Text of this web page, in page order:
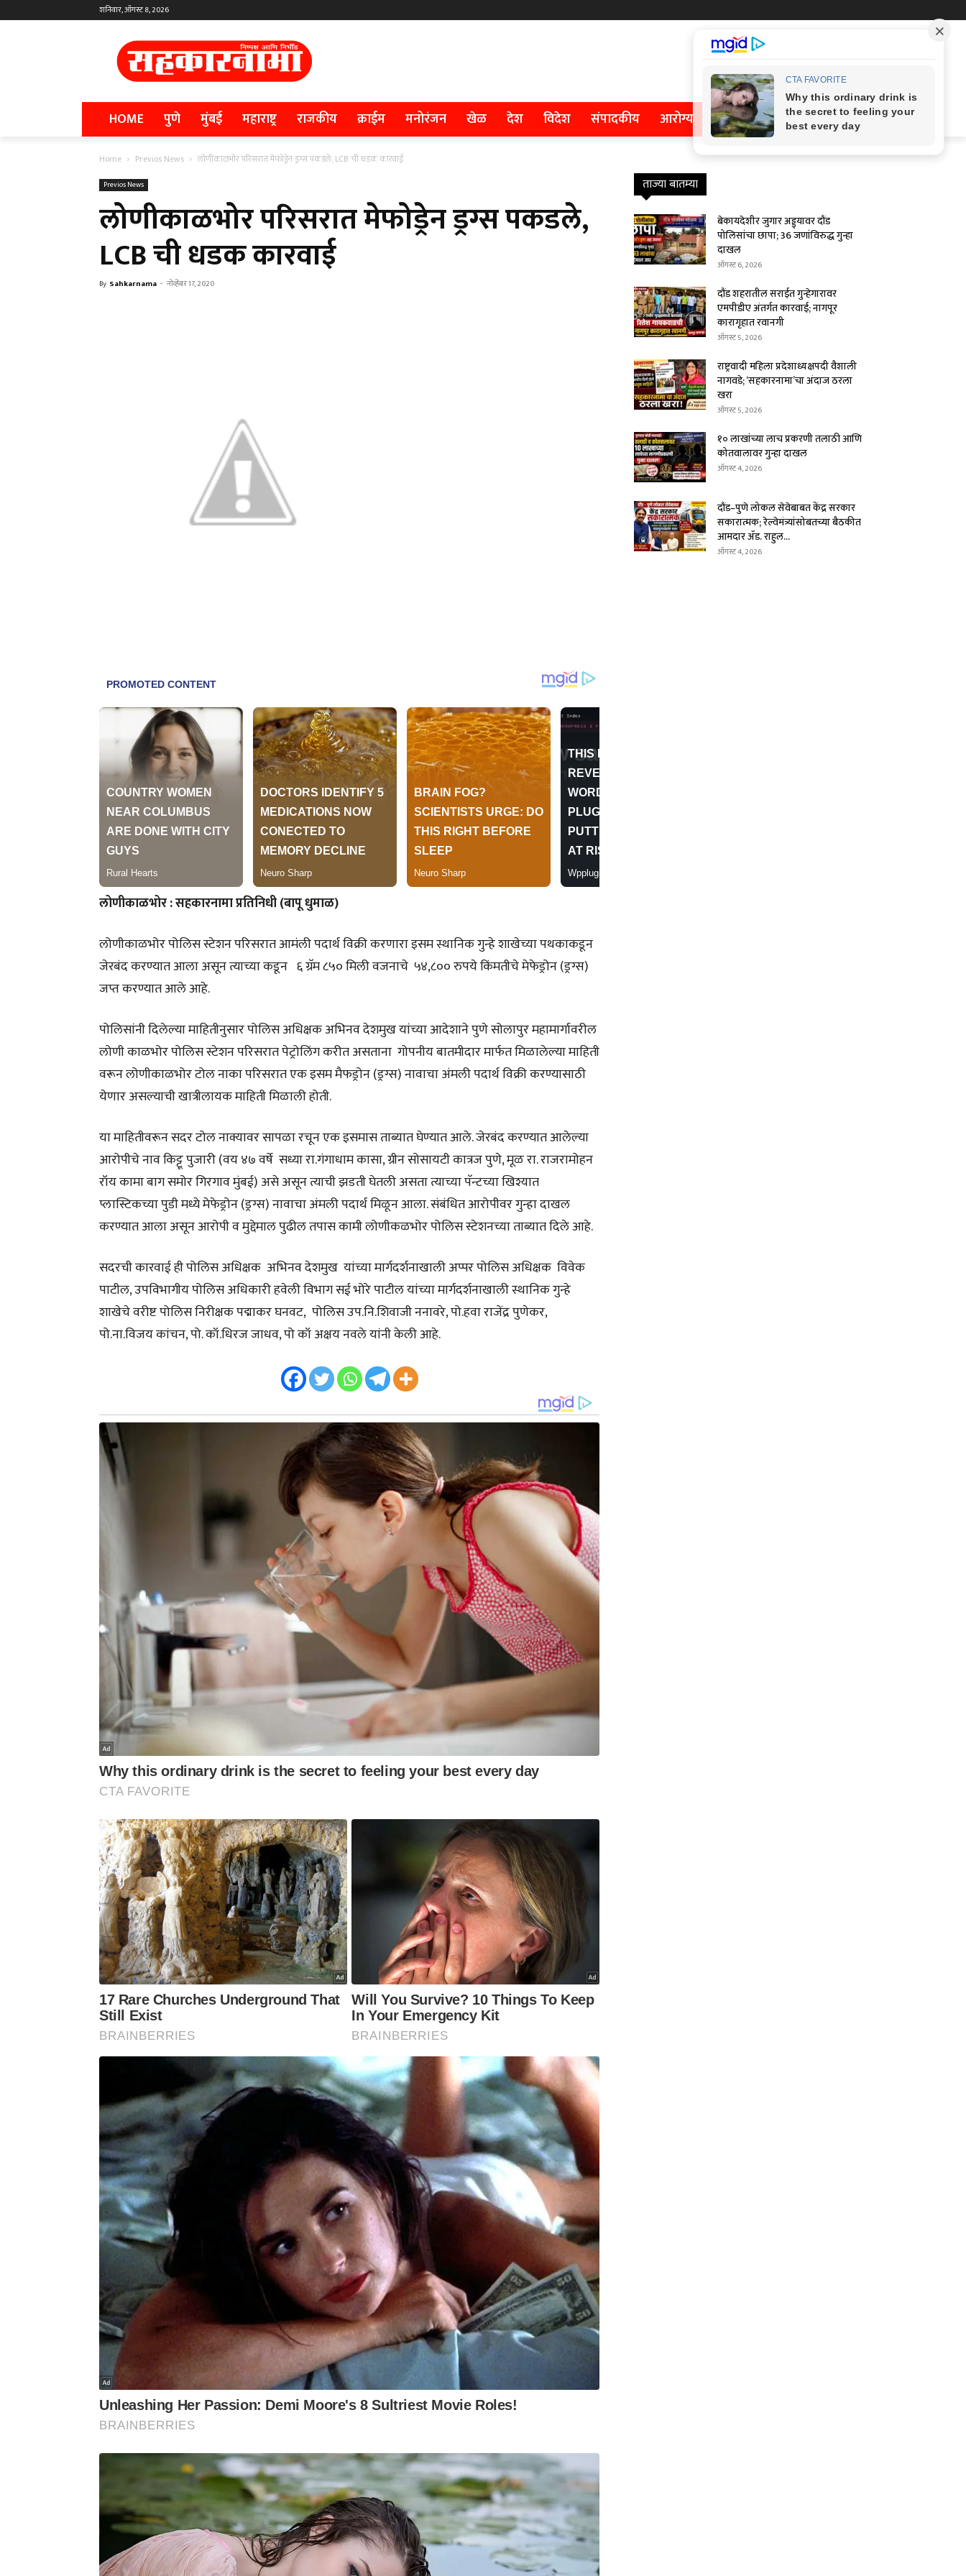
शनिवार, ऑगस्ट 8, 2026
HOME पुणे मुंबई महाराष्ट्र राजकीय क्राईम मनोरंजन खेळ देश विदेश संपादकीय आरोग्य
Home Previos News लोणीकाळभोर परिसरात मेफोड्रेन ड्रग्स पकडले, LCB ची धडक कारवाई
Previos News
लोणीकाळभोर परिसरात मेफोड्रेन ड्रग्स पकडले,
LCB ची धडक कारवाई
By Sahkarnama - नोव्हेंबर 17, 2020
लोणीकाळभोर : सहकारनामा प्रतिनिधी (बापू धुमाळ)
लोणीकाळभोर पोलिस स्टेशन परिसरात आमंली पदार्थ विक्री करणारा इसम स्थानिक गुन्हे शाखेच्या पथकाकडून
जेरबंद करण्यात आला असून त्याच्या कडून ६ ग्रॅम ८५० मिली वजनाचे ५४,८०० रुपये किंमतीचे मेफेड्रोन (ड्रग्स)
जप्त करण्यात आले आहे.
पोलिसांनी दिलेल्या माहितीनुसार पोलिस अधिक्षक अभिनव देशमुख यांच्या आदेशाने पुणे सोलापुर महामार्गावरील
लोणी काळभोर पोलिस स्टेशन परिसरात पेट्रोलिंग करीत असताना गोपनीय बातमीदार मार्फत मिळालेल्या माहिती
वरून लोणीकाळभोर टोल नाका परिसरात एक इसम मैफड्रोन (ड्रग्स) नावाचा अंमली पदार्थ विक्री करण्यासाठी
येणार असल्याची खात्रीलायक माहिती मिळाली होती.
या माहितीवरून सदर टोल नाक्यावर सापळा रचून एक इसमास ताब्यात घेण्यात आले. जेरबंद करण्यात आलेल्या
आरोपीचे नाव किट्टू पुजारी (वय ४७ वर्षे सध्या रा.गंगाधाम कासा, ग्रीन सोसायटी कात्रज पुणे, मूळ रा. राजरामोहन
रॉय कामा बाग समोर गिरगाव मुंबई) असे असून त्याची झडती घेतली असता त्याच्या पॅन्टच्या खिश्यात
प्लास्टिकच्या पुडी मध्ये मेफेड्रोन (ड्रग्स) नावाचा अंमली पदार्थ मिळून आला. संबंधित आरोपीवर गुन्हा दाखल
करण्यात आला असून आरोपी व मुद्देमाल पुढील तपास कामी लोणीकळभोर पोलिस स्टेशनच्या ताब्यात दिले आहे.
सदरची कारवाई ही पोलिस अधिक्षक अभिनव देशमुख यांच्या मार्गदर्शनाखाली अप्पर पोलिस अधिक्षक विवेक
पाटील, उपविभागीय पोलिस अधिकारी हवेली विभाग सई भोरे पाटील यांच्या मार्गदर्शनाखाली स्थानिक गुन्हे
शाखेचे वरीष्ट पोलिस निरीक्षक पद्माकर घनवट, पोलिस उप.नि.शिवाजी ननावरे, पो.हवा राजेंद्र पुणेकर,
पो.ना.विजय कांचन, पो. कॉ.धिरज जाधव, पो कॉ अक्षय नवले यांनी केली आहे.
ताज्या बातम्या
बेकायदेशीर जुगार अड्ड्यावर दौंड
पोलिसांचा छापा; 36 जणांविरुद्ध गुन्हा
दाखल
ऑगस्ट 6, 2026
दौंड शहरातील सराईत गुन्हेगारावर
एमपीडीए अंतर्गत कारवाई; नागपूर
कारागृहात रवानगी
ऑगस्ट 5, 2026
राष्ट्रवादी महिला प्रदेशाध्यक्षपदी वैशाली
नागवडे; ‘सहकारनामा’चा अंदाज ठरला
खरा
ऑगस्ट 5, 2026
१० लाखांच्या लाच प्रकरणी तलाठी आणि
कोतवालावर गुन्हा दाखल
ऑगस्ट 4, 2026
दौंड–पुणे लोकल सेवेबाबत केंद्र सरकार
सकारात्मक; रेल्वेमंत्र्यांसोबतच्या बैठकीत
आमदार ॲड. राहुल...
ऑगस्ट 4, 2026